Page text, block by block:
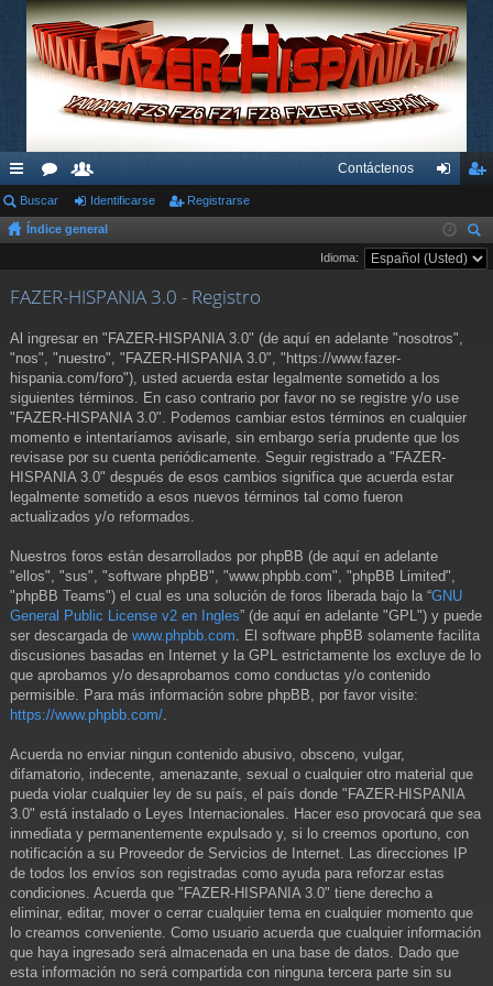
nl
ac
rá
pi
do
s
or
os
su
ari
Contáctenos
nti
fic
se
ist
ra
Buscar Identificarse Registrarse
Índice general
us
Idioma:
FAZER-HISPANIA 3.0 - Registro
Al ingresar en "FAZER-HISPANIA 3.0" (de aquí en adelante "nosotros",
"nos", "nuestro", "FAZER-HISPANIA 3.0", "https://www.fazer-
hispania.com/foro"), usted acuerda estar legalmente sometido a los
siguientes términos. En caso contrario por favor no se registre y/o use
"FAZER-HISPANIA 3.0". Podemos cambiar estos términos en cualquier
momento e intentaríamos avisarle, sin embargo sería prudente que los
revisase por su cuenta periódicamente. Seguir registrado a "FAZER-
HISPANIA 3.0" después de esos cambios significa que acuerda estar
legalmente sometido a esos nuevos términos tal como fueron
actualizados y/o reformados.
Nuestros foros están desarrollados por phpBB (de aquí en adelante
"ellos", "sus", "software phpBB", "www.phpbb.com", "phpBB Limited",
"phpBB Teams") el cual es una solución de foros liberada bajo la “GNU
General Public License v2 en Ingles” (de aquí en adelante "GPL") y puede
ser descargada de www.phpbb.com . El software phpBB solamente facilita
discusiones basadas en Internet y la GPL estrictamente los excluye de lo
que aprobamos y/o desaprobamos como conductas y/o contenido
permisible. Para más información sobre phpBB, por favor visite:
https://www.phpbb.com/
Acuerda no enviar ningun contenido abusivo, obsceno, vulgar,
difamatorio, indecente, amenazante, sexual o cualquier otro material que
pueda violar cualquier ley de su país, el país donde "FAZER-HISPANIA
3.0" está instalado o Leyes Internacionales. Hacer eso provocará que sea
inmediata y permanentemente expulsado y, si lo creemos oportuno, con
notificación a su Proveedor de Servicios de Internet. Las direcciones IP
de todos los envíos son registradas como ayuda para reforzar estas
condiciones. Acuerda que "FAZER-HISPANIA 3.0" tiene derecho a
eliminar, editar, mover o cerrar cualquier tema en cualquier momento que
lo creamos conveniente. Como usuario acuerda que cualquier información
que haya ingresado será almacenada en una base de datos. Dado que
esta información no será compartida con ninguna tercera parte sin su